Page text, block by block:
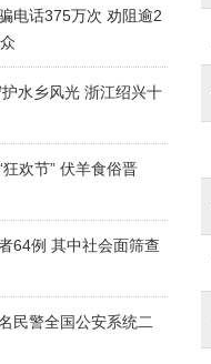
电话375万次 劝阻逾2
水乡风光 浙江绍兴十
欢节” 伏羊食俗晋
64例 其中社会面筛查
民警全国公安系统二